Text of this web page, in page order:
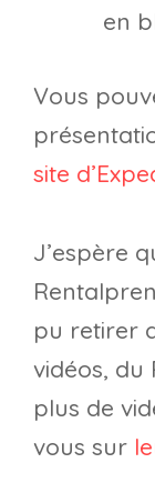
en
Vous
site
J’espère
pu retirer
vidéos, du
plus de
vous sur